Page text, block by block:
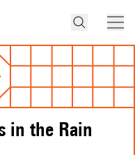
in the Rain